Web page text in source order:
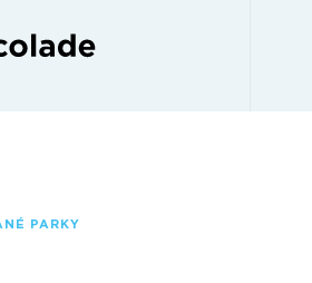
PARKY